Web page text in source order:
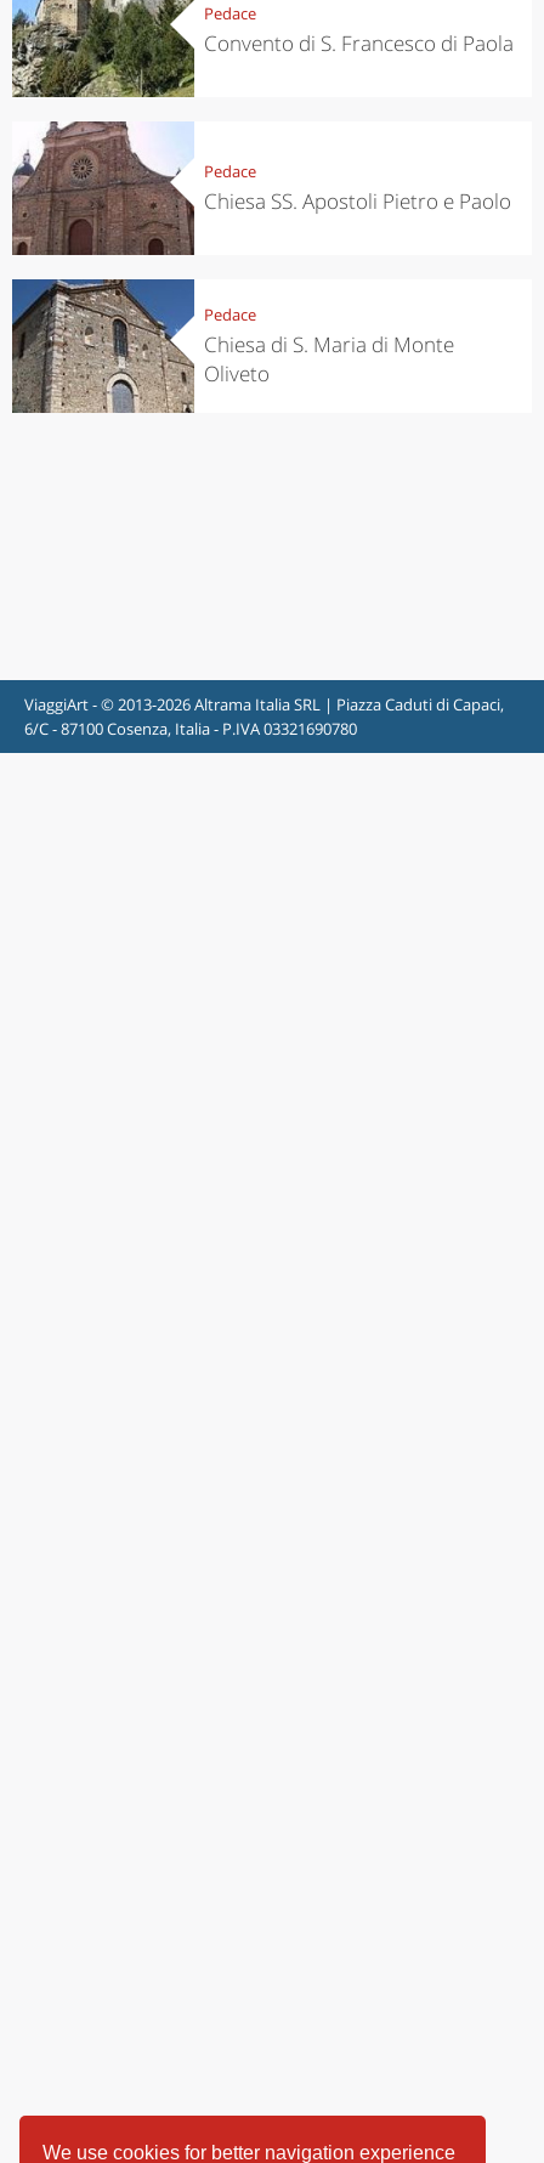
We use cookies for better navigation experience
Pedace
Convento di S. Francesco di Paola
Pedace
Chiesa SS. Apostoli Pietro e Paolo
Pedace
Chiesa di S. Maria di Monte
Oliveto
ViaggiArt - © 2013-2026 Altrama Italia SRL | Piazza Caduti di Capaci,
6/C - 87100 Cosenza, Italia - P.IVA 03321690780